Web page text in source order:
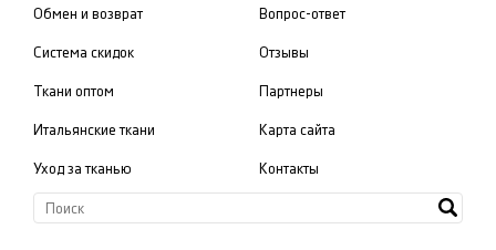
Обмен и возврат
Система скидок
Ткани оптом
Итальянские ткани
Уход за тканью
Вопрос-ответ
Отзывы
Партнеры
Карта сайта
Контакты